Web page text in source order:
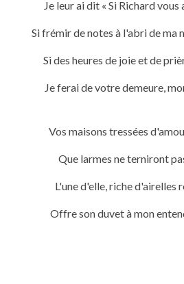
Je leur ai dit « Si Richard
Si frémir de notes à l'abri de ma
Si des heures de joie et de
Je ferai de votre demeure,
Vos maisons tressées
Que larmes ne terniront
L'une d'elle, riche d'airelles
Offre son duvet à mon